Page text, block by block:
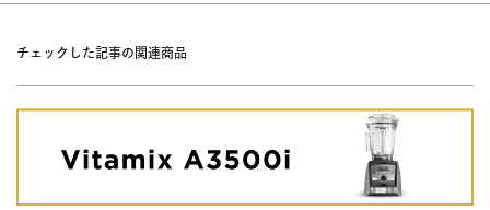
チェックした記事の関連商品